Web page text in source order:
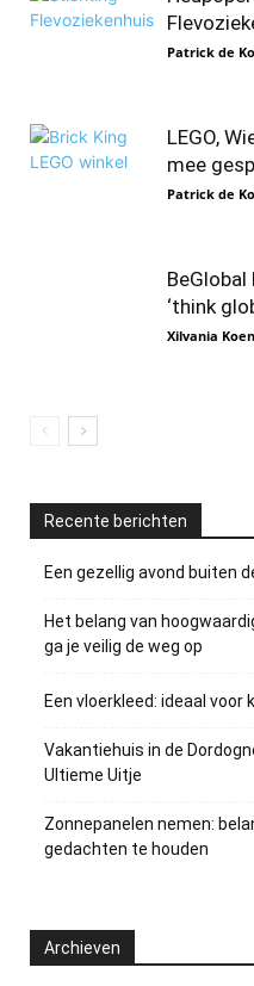
Patrick de
LEGO,
mee
Patrick de
‘think
Xilvania
Recente berichten
Een gezellig avond buiten
Het belang van
ga je veilig de weg op
Een vloerkleed: ideaal voor
Vakantiehuis in de
Ultieme Uitje
Zonnepanelen nemen:
gedachten te houden
Archieven